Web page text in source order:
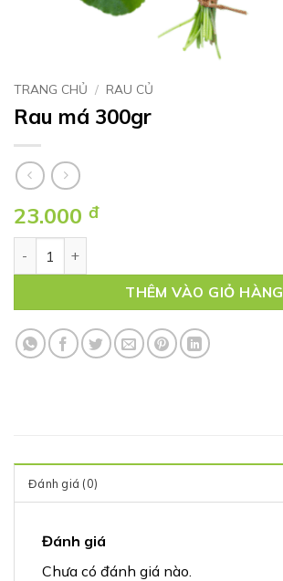
TRANG CHỦ / RAU CỦ
Rau má 300gr
23.000 đ
THÊM VÀO GIỎ HÀNG
Đánh giá (0)
Đánh giá
Chưa có đánh giá nào.